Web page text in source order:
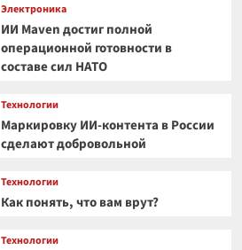
Электроника
ИИ Maven достиг полной
операционной готовности в
составе сил НАТО
Технологии
Маркировку ИИ-контента в России
сделают добровольной
Технологии
Как понять, что вам врут?
Технологии